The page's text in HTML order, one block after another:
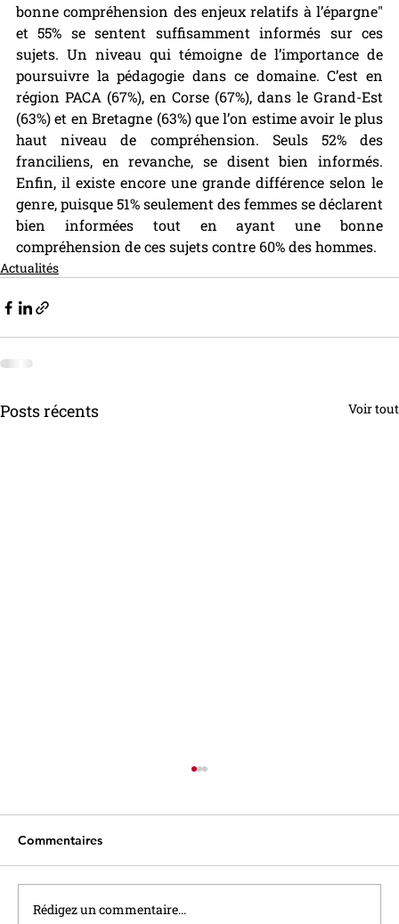
bonne compréhension des enjeux relatifs à l’épargne"
et 55% se sentent suffisamment informés sur ces
sujets. Un niveau qui témoigne de l’importance de
poursuivre la pédagogie dans ce domaine. C’est en
région PACA (67%), en Corse (67%), dans le Grand-Est
(63%) et en Bretagne (63%) que l’on estime avoir le plus
haut niveau de compréhension. Seuls 52% des
franciliens, en revanche, se disent bien informés.
Enfin, il existe encore une grande différence selon le
genre, puisque 51% seulement des femmes se déclarent
bien informées tout en ayant une bonne
compréhension de ces sujets contre 60% des hommes.
Actualités
Posts récents Voir tout
Commentaires
Rédigez un commentaire...